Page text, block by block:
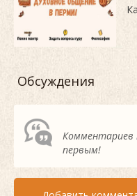
Обсуждения
первым!